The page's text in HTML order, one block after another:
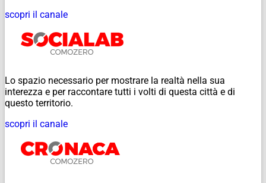
scopri il canale
Lo spazio necessario per mostrare la realtà nella sua
interezza e per raccontare tutti i volti di questa città e di
questo territorio.
scopri il canale